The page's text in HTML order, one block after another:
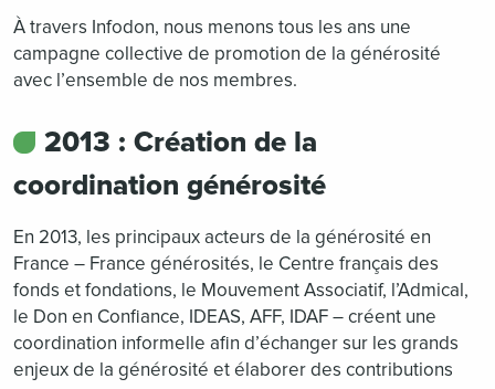
À travers Infodon, nous menons tous les ans une
campagne collective de promotion de la générosité
avec l’ensemble de nos membres.
2013 : Création de la
coordination générosité
En 2013, les principaux acteurs de la générosité en
France – France générosités, le Centre français des
fonds et fondations, le Mouvement Associatif, l’Admical,
le Don en Confiance, IDEAS, AFF, IDAF – créent une
coordination informelle afin d’échanger sur les grands
enjeux de la générosité et élaborer des contributions